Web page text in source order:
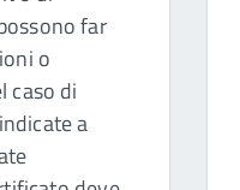
far
o
caso di
a